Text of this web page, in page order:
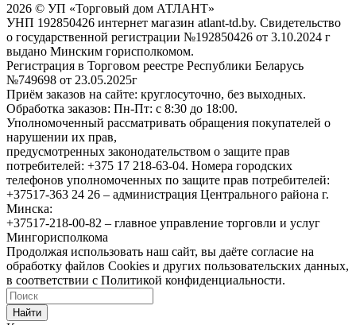
2026 © УП «Торговый дом АТЛАНТ»
УНП 192850426 интернет магазин atlant-td.by. Свидетельство
о государственной регистрации №192850426 от 3.10.2024 г
выдано Минским горисполкомом.
Регистрация в Торговом реестре Республики Беларусь
№749698 от 23.05.2025г
Приём заказов на сайте: круглосуточно, без выходных.
Обработка заказов: Пн-Пт: с 8:30 до 18:00.
Уполномоченный рассматривать обращения покупателей о
нарушении их прав,
предусмотренных законодательством о защите прав
потребителей: +375 17 218-63-04. Номера городских
телефонов уполномоченных по защите прав потребителей:
+37517-363 24 26 – администрация Центрального района г.
Минска:
+37517-218-00-82 – главное управление торговли и услуг
Мингорисполкома
Продолжая использовать наш сайт, вы даёте согласие на
обработку файлов Cookies и других пользовательских данных,
в соответствии с Политикой конфиденциальности.
Найти